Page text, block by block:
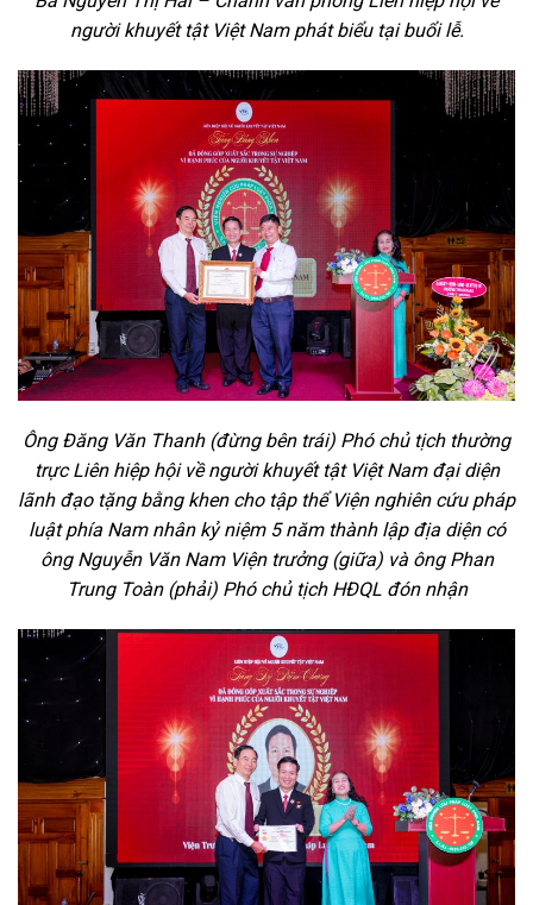
người khuyết tật Việt Nam phát biểu tại buổi lễ.
Ông Đăng Văn Thanh (đừng bên trái) Phó chủ tịch thường
trực Liên hiệp hội về người khuyết tật Việt Nam đại diện
lãnh đạo tặng bằng khen cho tập thể Viện nghiên cứu pháp
luật phía Nam nhân kỷ niệm 5 năm thành lập địa diện có
ông Nguyễn Văn Nam Viện trưởng (giữa) và ông Phan
Trung Toàn (phải) Phó chủ tịch HĐQL đón nhận